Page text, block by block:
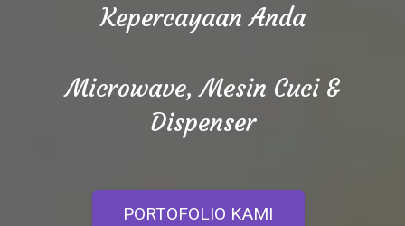
Kepercayaan Anda
Microwave, Mesin Cuci &
Dispenser
PORTOFOLIO KAMI